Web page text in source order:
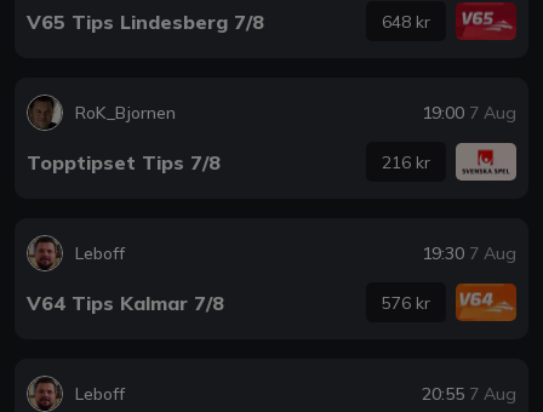
V65 Tips Lindesberg 7/8 648 kr
RoK_Bjornen 19:00 7 Aug
Topptipset Tips 7/8 216 kr
Leboff 19:30 7 Aug
V64 Tips Kalmar 7/8 576 kr
Leboff 20:55 7 Aug